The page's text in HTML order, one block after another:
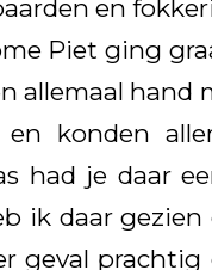
en
Piet ging
allemaal hand
konden
had je daar
ik daar
geval prachtig